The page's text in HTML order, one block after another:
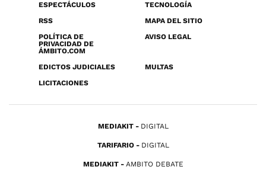
ESPECTÁCULOS
TECNOLOGÍA
RSS
MAPA DEL SITIO
POLÍTICA DE
PRIVACIDAD DE
ÁMBITO.COM
AVISO LEGAL
EDICTOS JUDICIALES
MULTAS
LICITACIONES
MEDIAKIT DIGITAL
TARIFARIO DIGITAL
MEDIAKIT AMBITO DEBATE